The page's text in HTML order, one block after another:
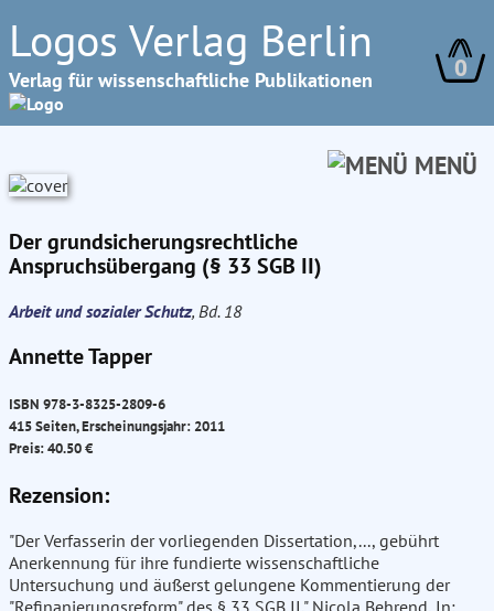
Logos Verlag Berlin
Verlag für wissenschaftliche Publikationen 0
MENÜ
Der grundsicherungsrechtliche
Anspruchsübergang (§ 33 SGB II)
Arbeit und sozialer Schutz, Bd. 18
Annette Tapper
ISBN 978-3-8325-2809-6
415 Seiten, Erscheinungsjahr: 2011
Preis: 40.50 €
Rezension:
"Der Verfasserin der vorliegenden Dissertation,..., gebührt
Anerkennung für ihre fundierte wissenschaftliche
Untersuchung und äußerst gelungene Kommentierung der